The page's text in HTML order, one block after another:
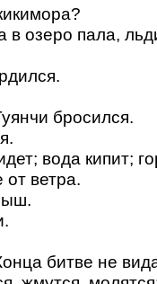
в озеро пала,
бросился.
вода кипит;
от ветра.
битве не